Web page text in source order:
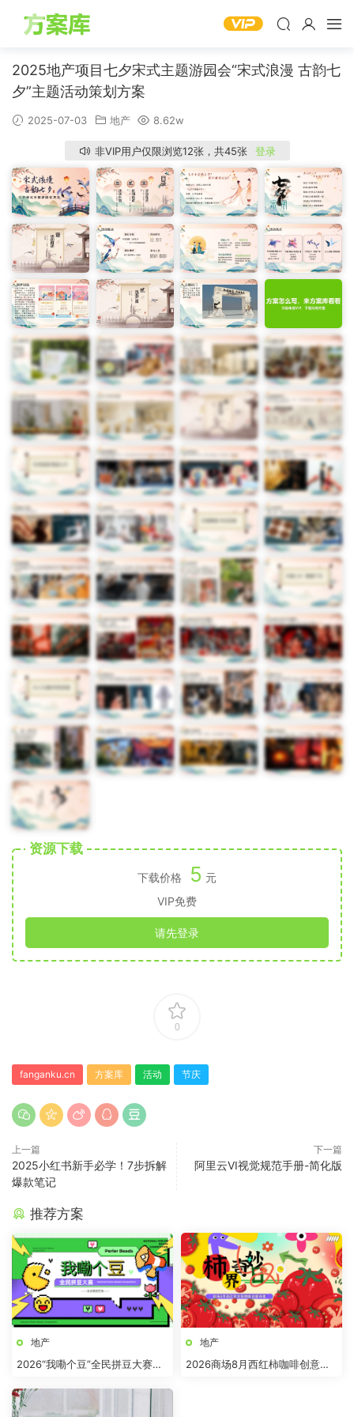
2025地产项目七夕宋式主题游园会“宋式浪漫 古韵七
夕”主题活动策划方案
2025-07-03 地产 8.62w
非VIP用户仅限浏览12张，共45张 登录
资源下载
下载价格 5 元
VIP免费
请先登录
0
fanganku.cn 方案库 活动 节庆
上一篇
2025小红书新手必学！7步拆解
爆款笔记
下一篇
阿里云VI视觉规范手册-简化版
推荐方案
地产
2026“我嘞个豆”全民拼豆大赛主
地产
2026商场8月西红柿咖啡创意市